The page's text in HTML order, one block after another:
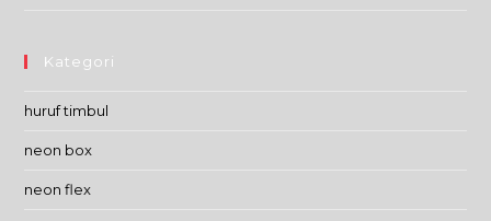
Kategori
huruf timbul
neon box
neon flex